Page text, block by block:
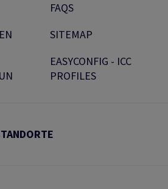
FAQS
SITEMAP
EASYCONFIG - ICC
PROFILES